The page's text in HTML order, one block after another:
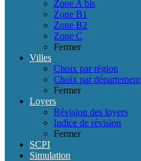
Zone A bis
Zone B1
Zone B2
Zone C
Fermer
Villes
Choix par région
Choix par département
Fermer
Loyers
Révision des loyers
Indice de révision
Fermer
SCPI
Simulation